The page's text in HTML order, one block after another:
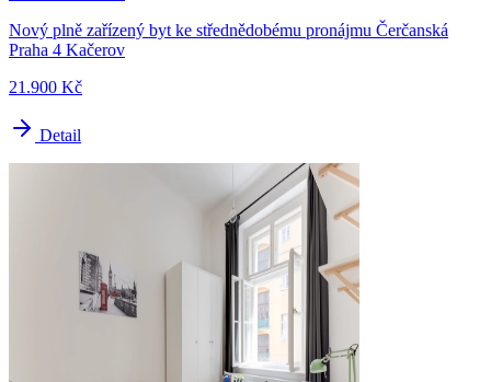
Nový plně zařízený byt ke střednědobému pronájmu Čerčanská
Praha 4 Kačerov
21.900 Kč
Detail